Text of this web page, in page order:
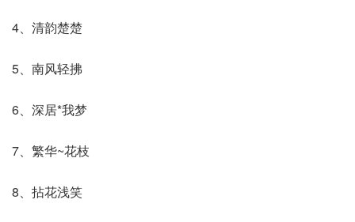
4、清韵楚楚
5、南风轻拂
6、深居*我梦
7、繁华~花枝
8、拈花浅笑